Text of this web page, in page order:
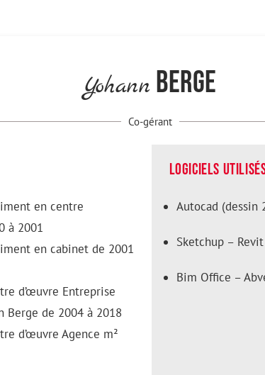
Yohann BERGE
Co-gérant
en centre
à 2001
en cabinet de 2001
d’œuvre Entreprise
Berge de 2004 à 2018
d’œuvre Agence m²
Logiciels
Autocad (dessin
Sketchup –
Bim Office –